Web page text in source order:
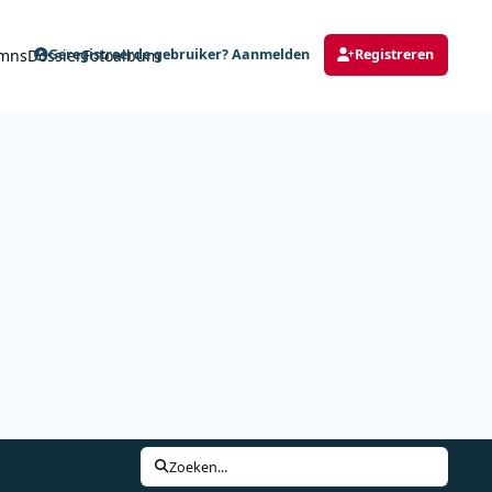
DossierFotoalbum
Geregistreerde gebruiker? Aanmelden Registreren
Zoeken...